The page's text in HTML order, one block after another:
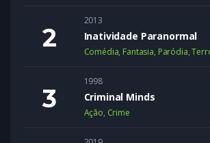
2013
Inatividade Paranormal
Comédia, Fantasia, Paródia,
1998
Criminal Minds
Ação, Crime